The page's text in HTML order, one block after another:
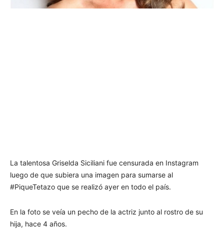
La talentosa Griselda Siciliani fue censurada en Instagram
luego de que subiera una imagen para sumarse al
#PiqueTetazo que se realizó ayer en todo el país.
En la foto se veía un pecho de la actriz junto al rostro de su
hija, hace 4 años.